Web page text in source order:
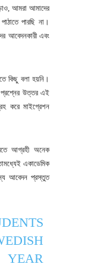
আমরা আমাদের
পারছি না।
আবেদনকারী এবং
কিছু বলা হয়নি।
প্রশ্নের উত্তর এই
করে মাইগ্রেশন
আগ্রহী অনেক
একাডেমিক
আবেদন প্রস্তুত
YEAR